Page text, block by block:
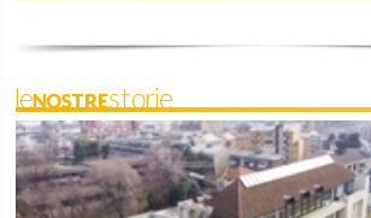
leNOSTREstorie